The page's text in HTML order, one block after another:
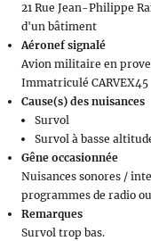
21 Rue Jean-Philippe
d'un bâtiment
Aéronef signalé
Avion militaire en
Immatriculé CARVEX45
Cause(s) des nuisances
Survol
Survol à basse
Gêne occasionnée
Nuisances sonores /
programmes de radio
Remarques
Survol trop bas.